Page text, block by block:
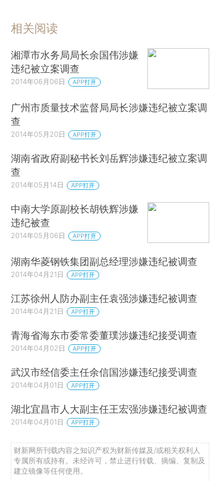
相关阅读
湘潭市水务局局长余国伟涉嫌
违纪被立案调查
2014年06月06日 APP打开
广州市质量技术监督局局长涉嫌违纪被立案调
查
2014年05月20日 APP打开
湖南省政府副秘书长刘岳辉涉嫌违纪被立案调
查
2014年05月14日 APP打开
中南大学原副校长胡铁辉涉嫌
违纪被查
2014年05月06日 APP打开
湖南华菱钢铁集团副总经理涉嫌违纪被调查
2014年04月21日 APP打开
江苏徐州人防办副主任袁强涉嫌违纪被调查
2014年04月21日 APP打开
青海省海东市委常委董璞涉嫌违纪接受调查
2014年04月02日 APP打开
武汉市经信委主任余信国涉嫌违纪接受调查
2014年04月01日 APP打开
湖北宜昌市人大副主任王宏强涉嫌违纪被调查
2014年04月01日 APP打开
财新网所刊载内容之知识产权为财新传媒及/或相关权利人
专属所有或持有。未经许可，禁止进行转载、摘编、复制及
建立镜像等任何使用。